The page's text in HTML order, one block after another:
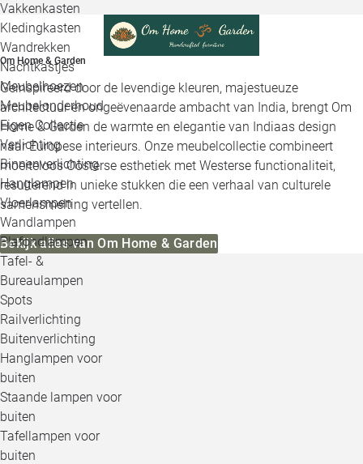
Vakkenkasten
Kledingkasten
Wandrekken
Nachtkastjes
Meubelhoezen
Meubelonderhoud
Eigen Collectie
Verlichting
Binnenverlichting
Hanglampen
Vloerlampen
Wandlampen
Plafondlampen
Tafel- &
Bureaulampen
Spots
Railverlichting
Buitenverlichting
Hanglampen voor
buiten
Staande lampen voor
buiten
Tafellampen voor
buiten
Om Home & Garden
Geïnspireerd door de levendige kleuren, majestueuze
architectuur en ongeëvenaarde ambacht van India, brengt Om
Home & Garden de warmte en elegantie van Indiaas design
naar Europese interieurs. Onze meubelcollectie combineert
moeiteloos Oosterse esthetiek met Westerse functionaliteit,
resulterend in unieke stukken die een verhaal van culturele
samensmelting vertellen.
Bekijk alles van Om Home & Garden